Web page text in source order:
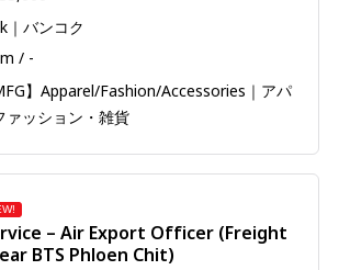
｜バンコク
/ -
】Apparel/Fashion/Accessories｜アパ
ァッション・雑貨
– Air Export Officer (Freight
BTS Phloen Chit)